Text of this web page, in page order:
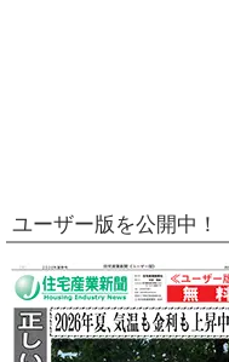
ユーザー版を公開中！